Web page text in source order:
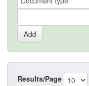
Results/Page